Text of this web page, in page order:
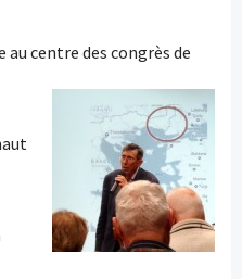
centre des congrès de